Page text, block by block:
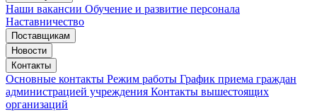
Наши вакансии Обучение и развитие персонала
Наставничество
Поставщикам
Новости
Контакты
Основные контакты Режим работы График приема граждан
администрацией учреждения Контакты вышестоящих
организаций